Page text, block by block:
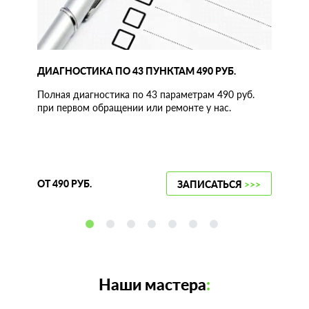
ДИАГНОСТИКА ПО 43 ПУНКТАМ 490 РУБ.
Полная диагностика по 43 параметрам 490 руб.
при первом обращении или ремонте у нас.
ОТ 490 РУБ. ЗАПИСАТЬСЯ >>>
Наши мастера: